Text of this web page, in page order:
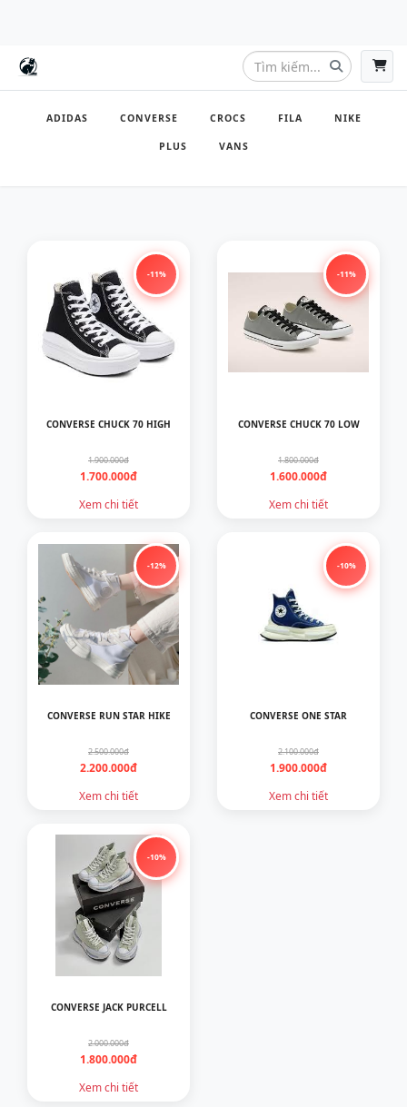
ADIDAS CONVERSE CROCS FILA NIKE
PLUS VANS
CONVERSE CHUCK 70 HIGH
-11%
1.900.000đ
1.700.000đ
Xem chi tiết
CONVERSE CHUCK 70 LOW
-11%
1.800.000đ
1.600.000đ
Xem chi tiết
CONVERSE RUN STAR HIKE
-12%
2.500.000đ
2.200.000đ
Xem chi tiết
CONVERSE ONE STAR
-10%
2.100.000đ
1.900.000đ
Xem chi tiết
CONVERSE JACK PURCELL
-10%
2.000.000đ
1.800.000đ
Xem chi tiết